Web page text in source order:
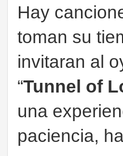
Hay
toman su
invitaran al
“Tunnel of
una
paciencia,